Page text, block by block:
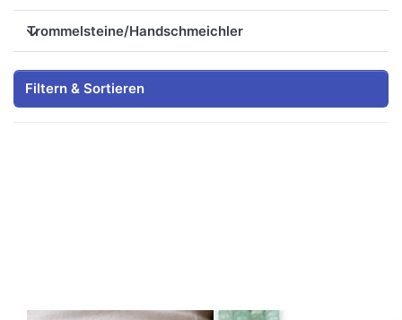
Trommelsteine/Handschmeichler
Filtern & Sortieren